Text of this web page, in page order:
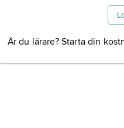
Är du lärare? Starta din